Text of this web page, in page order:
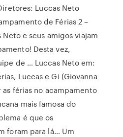
Luccas Neto
de Férias 2 –
Neto e seus amigos viajam
Desta vez,
de … Luccas Neto em:
Luccas e Gi (Giovanna
as férias no acampamento
mais famosa do
é que os
foram para lá… Um